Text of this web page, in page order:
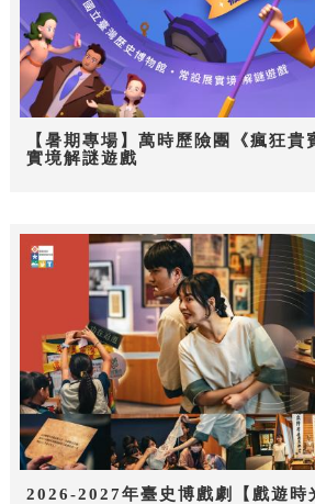
【暑期專場】萬時歷險團《瘋狂
實境解謎遊戲
2026-2027年臺史博戲劇【戲遊時